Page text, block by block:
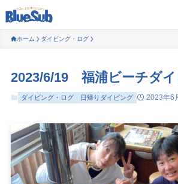
ホーム ダイビング・ログ
2023/6/19 福浦ビーチダ
ダイビング・ログ 日帰りダイビング 2023年6